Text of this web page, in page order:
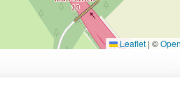
Leaflet | ©